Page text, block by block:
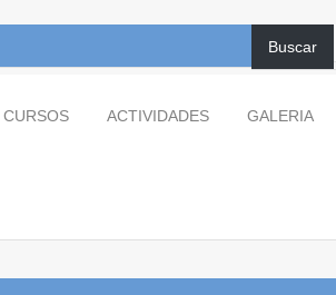
Buscar
CURSOS ACTIVIDADES GALERIA